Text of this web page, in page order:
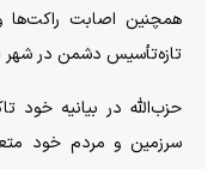
همچنین اصابت راکت‌ها و
تازه‌تأسیس دشمن در شهر
حزب‌الله در بیانیه خود
سرزمین و مردم خود